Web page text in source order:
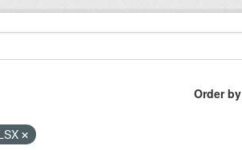
Order by